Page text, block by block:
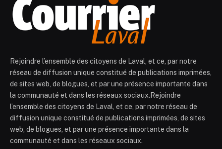
Rejoindre l’ensemble des citoyens de Laval, et ce, par notre
réseau de diffusion unique constitué de publications imprimées,
de sites web, de blogues, et par une présence importante dans
la communauté et dans les réseaux sociaux.Rejoindre
l’ensemble des citoyens de Laval, et ce, par notre réseau de
diffusion unique constitué de publications imprimées, de sites
web, de blogues, et par une présence importante dans la
communauté et dans les réseaux sociaux.